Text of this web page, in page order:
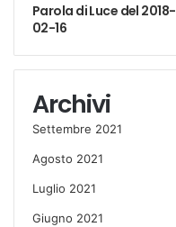
Parola di Luce del 2018-
02-16
Archivi
Settembre 2021
Agosto 2021
Luglio 2021
Giugno 2021